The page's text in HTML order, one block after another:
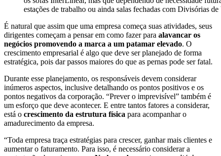
estações de trabalho ou ainda salas fechadas com Divisórias
É natural que assim que uma empresa começa suas atividades, seus
dirigentes começam a pensar em como fazer para alavancar os
negócios promovendo a marca a um patamar elevado. O
crescimento empresarial é algo que deve ser planejado de forma
estratégica, pois dar passos maiores do que as pernas pode ser fatal.
Durante esse planejamento, os responsáveis devem considerar
inúmeros aspectos, inclusive detalhando os pontos positivos e os
pontos negativos da corporação. “Prever o imprevisível” também é
um esforço que deve acontecer. E entre tantos fatores a considerar,
está o crescimento da estrutura física para acompanhar o
amadurecimento da empresa.
“Toda empresa traça estratégias para crescer, ganhar mais clientes e
aumentar o faturamento. Para isso, é necessário considerar a